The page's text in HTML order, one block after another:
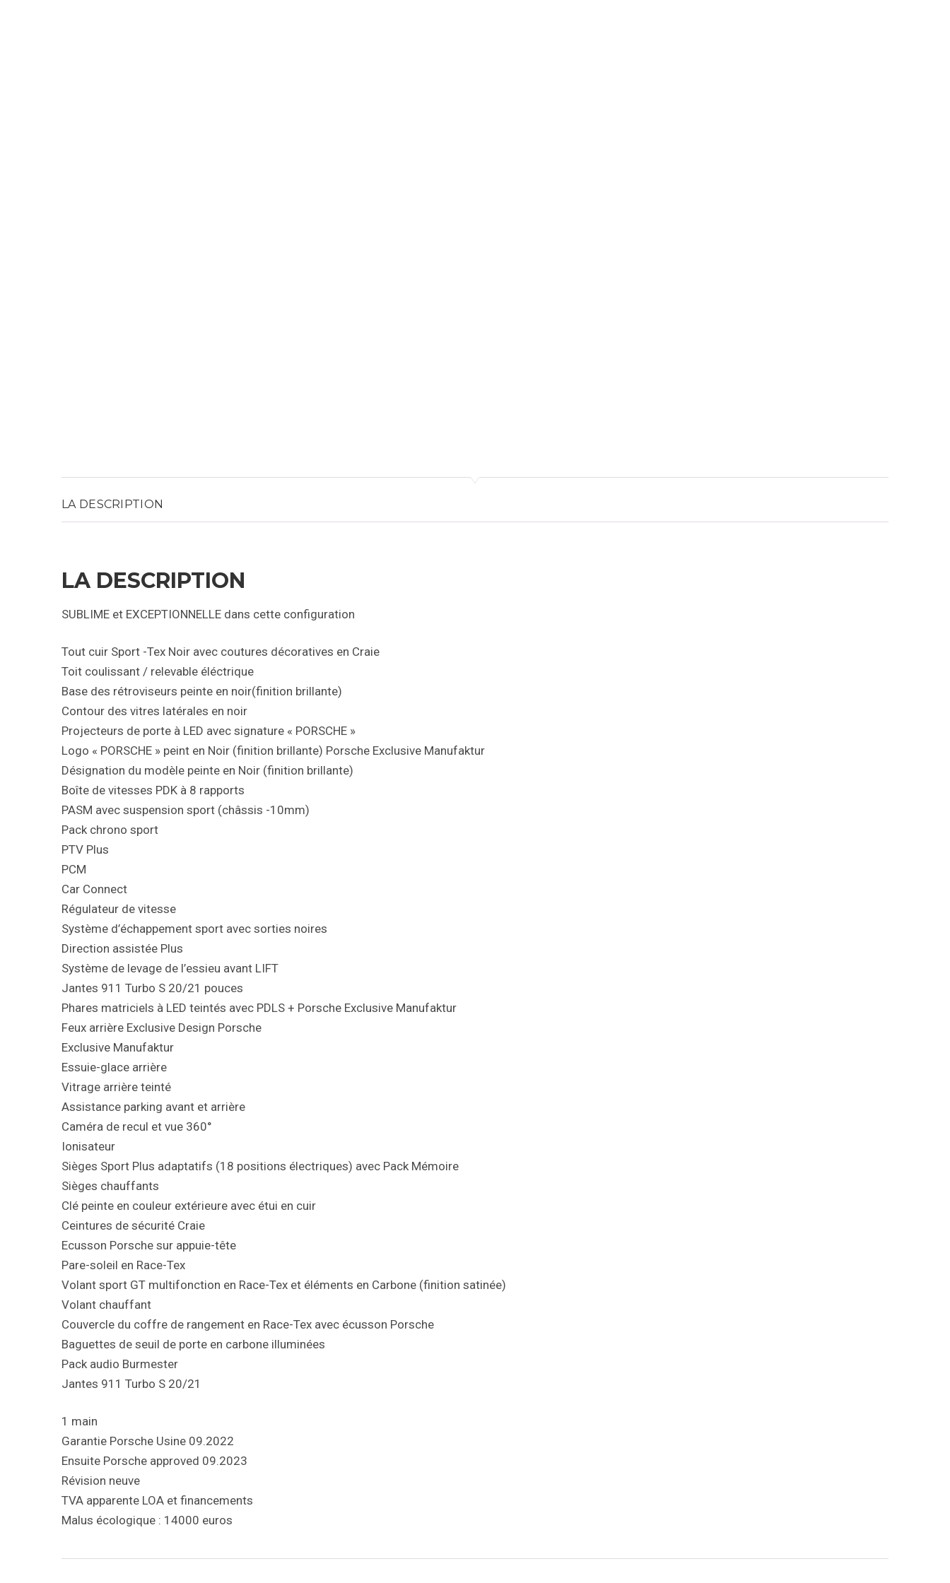
LA DESCRIPTION
LA DESCRIPTION
SUBLIME et EXCEPTIONNELLE dans cette configuration
Tout cuir Sport -Tex Noir avec coutures décoratives en Craie
Toit coulissant / relevable éléctrique
Base des rétroviseurs peinte en noir(finition brillante)
Contour des vitres latérales en noir
Projecteurs de porte à LED avec signature « PORSCHE »
Logo « PORSCHE » peint en Noir (finition brillante) Porsche Exclusive Manufaktur
Désignation du modèle peinte en Noir (finition brillante)
Boîte de vitesses PDK à 8 rapports
PASM avec suspension sport (châssis -10mm)
Pack chrono sport
PTV Plus
PCM
Car Connect
Régulateur de vitesse
Système d’échappement sport avec sorties noires
Direction assistée Plus
Système de levage de l’essieu avant LIFT
Jantes 911 Turbo S 20/21 pouces
Phares matriciels à LED teintés avec PDLS + Porsche Exclusive Manufaktur
Feux arrière Exclusive Design Porsche
Exclusive Manufaktur
Essuie-glace arrière
Vitrage arrière teinté
Assistance parking avant et arrière
Caméra de recul et vue 360°
Ionisateur
Sièges Sport Plus adaptatifs (18 positions électriques) avec Pack Mémoire
Sièges chauffants
Clé peinte en couleur extérieure avec étui en cuir
Ceintures de sécurité Craie
Ecusson Porsche sur appuie-tête
Pare-soleil en Race-Tex
Volant sport GT multifonction en Race-Tex et éléments en Carbone (finition satinée)
Volant chauffant
Couvercle du coffre de rangement en Race-Tex avec écusson Porsche
Baguettes de seuil de porte en carbone illuminées
Pack audio Burmester
Jantes 911 Turbo S 20/21
1 main
Garantie Porsche Usine 09.2022
Ensuite Porsche approved 09.2023
Révision neuve
TVA apparente LOA et financements
Malus écologique : 14000 euros